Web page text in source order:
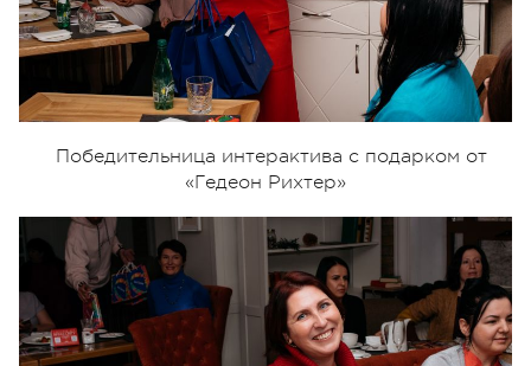
Победительница интерактива с подарком от
«Гедеон Рихтер»